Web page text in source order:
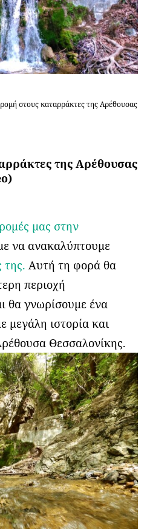
στους καταρράκτες της Αρέθουσας
της Αρέθουσας
μας στην
να ανακαλύπτουμε
της. Αυτή τη φορά θα
περιοχή
θα γνωρίσουμε ένα
μεγάλη ιστορία και
Θεσσαλονίκης.